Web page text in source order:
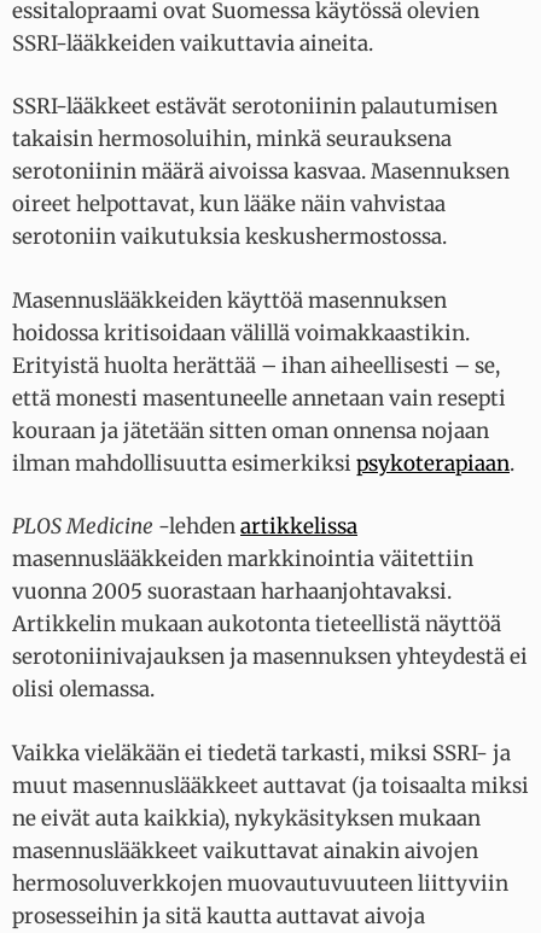
essitalopraami ovat Suomessa käytössä olevien
SSRI-lääkkeiden vaikuttavia aineita.
SSRI-lääkkeet estävät serotoniinin palautumisen
takaisin hermosoluihin, minkä seurauksena
serotoniinin määrä aivoissa kasvaa. Masennuksen
oireet helpottavat, kun lääke näin vahvistaa
serotoniin vaikutuksia keskushermostossa.
Masennuslääkkeiden käyttöä masennuksen
hoidossa kritisoidaan välillä voimakkaastikin.
Erityistä huolta herättää – ihan aiheellisesti – se,
että monesti masentuneelle annetaan vain resepti
kouraan ja jätetään sitten oman onnensa nojaan
ilman mahdollisuutta esimerkiksi psykoterapiaan.
PLOS Medicine -lehdenartikkelissa
masennuslääkkeiden markkinointia väitettiin
vuonna 2005 suorastaan harhaanjohtavaksi.
Artikkelin mukaan aukotonta tieteellistä näyttöä
serotoniinivajauksen ja masennuksen yhteydestä ei
olisi olemassa.
Vaikka vieläkään ei tiedetä tarkasti, miksi SSRI- ja
muut masennuslääkkeet auttavat (ja toisaalta miksi
ne eivät auta kaikkia), nykykäsityksen mukaan
masennuslääkkeet vaikuttavat ainakin aivojen
hermosoluverkkojen muovautuvuuteen liittyviin
prosesseihin ja sitä kautta auttavat aivoja